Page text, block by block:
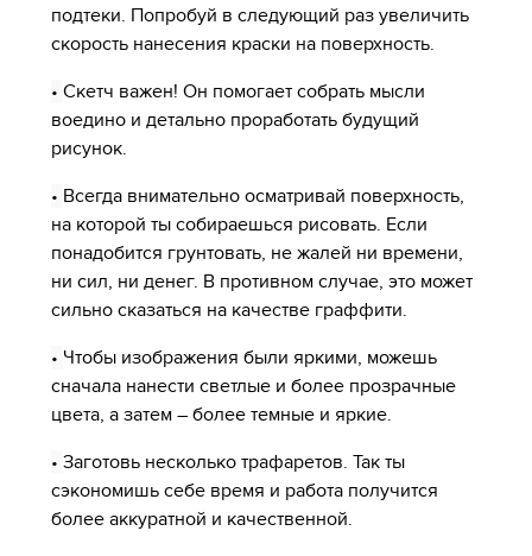
подтеки. Попробуй в следующий раз увеличить
скорость нанесения краски на поверхность.
• Скетч важен! Он помогает собрать мысли
воедино и детально проработать будущий
рисунок.
• Всегда внимательно осматривай поверхность,
на которой ты собираешься рисовать. Если
понадобится грунтовать, не жалей ни времени,
ни сил, ни денег. В противном случае, это может
сильно сказаться на качестве граффити.
• Чтобы изображения были яркими, можешь
сначала нанести светлые и более прозрачные
цвета, а затем – более темные и яркие.
• Заготовь несколько трафаретов. Так ты
сэкономишь себе время и работа получится
более аккуратной и качественной.